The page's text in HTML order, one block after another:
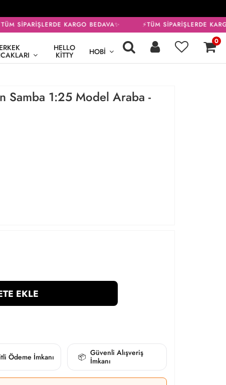
SİPARİŞLERDE KARGO BEDAVA✨ ⚡TÜM SİPARİŞLERDE
ERKEK HELLO
KITTY HOBI
0
Samba 1:25 Model Araba -
EKLE
Ödeme İmkanı 📦 Güvenli Alışveriş
İmkanı